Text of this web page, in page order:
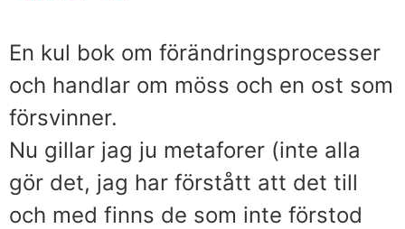
En kul bok om förändringsprocesser
och handlar om möss och en ost som
försvinner.
Nu gillar jag ju metaforer (inte alla
gör det, jag har förstått att det till
och med finns de som inte förstod